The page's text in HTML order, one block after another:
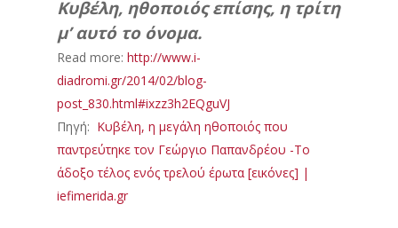
Κυβέλη, ηθοποιός επίσης, η τρίτη
μ’ αυτό το όνομα.
Read more: http://www.i-
diadromi.gr/2014/02/blog-
post_830.html#ixzz3h2EQguVJ
Πηγή: Κυβέλη, η μεγάλη ηθοποιός που
παντρεύτηκε τον Γεώργιο Παπανδρέου -Το
άδοξο τέλος ενός τρελού έρωτα [εικόνες] |
iefimerida.gr